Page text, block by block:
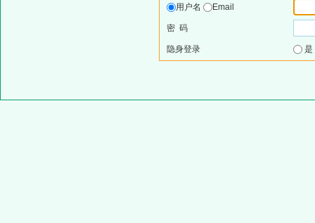
用户名
Email
密 码
隐身登录